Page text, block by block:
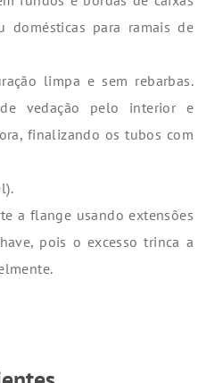
domésticas para ramais de
limpa e sem rebarbas.
vedação pelo interior e
finalizando os tubos com
a flange usando extensões
pois o excesso trinca a